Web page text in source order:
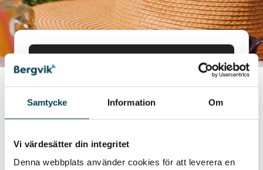
Samtycke Information Om
Vi värdesätter din integritet
Denna webbplats använder cookies för att leverera en
Date:
T.om 2 augusti 2026